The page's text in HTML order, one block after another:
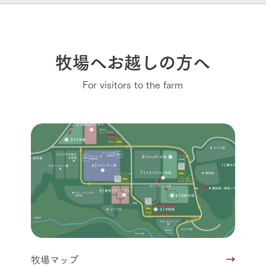
牧場へお越しの方へ
For visitors to the farm
牧場マップ